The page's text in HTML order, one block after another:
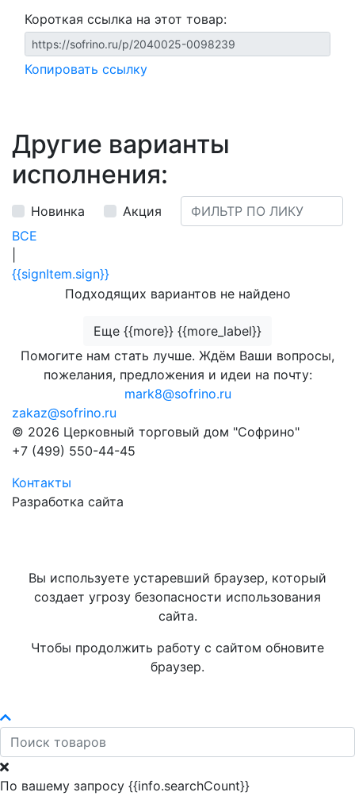
Короткая ссылка на этот товар:
Копировать ссылку
Другие варианты
исполнения:
Новинка
Акция
ВСЕ
{{signItem.sign}}
Подходящих вариантов не найдено
Еще {{more}} {{more_label}}
Помогите нам стать лучше. Ждём Ваши вопросы,
пожелания, предложения и идеи на почту:
mark8@sofrino.ru
zakaz@sofrino.ru
© 2026 Церковный торговый дом "Софрино"
+7 (499) 550-44-45
Контакты
Разработка сайта
Вы используете устаревший браузер, который
создает угрозу безопасности использования
сайта.
Чтобы продолжить работу с сайтом обновите
браузер.
По вашему запросу {{info.searchCount}}